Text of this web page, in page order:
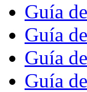
Guía
Guía
Guía
Guía